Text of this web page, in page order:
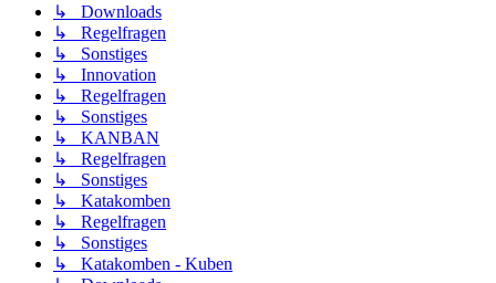
↳ Downloads
↳ Regelfragen
↳ Sonstiges
↳ Innovation
↳ Regelfragen
↳ Sonstiges
↳ KANBAN
↳ Regelfragen
↳ Sonstiges
↳ Katakomben
↳ Regelfragen
↳ Sonstiges
↳ Katakomben - Kuben